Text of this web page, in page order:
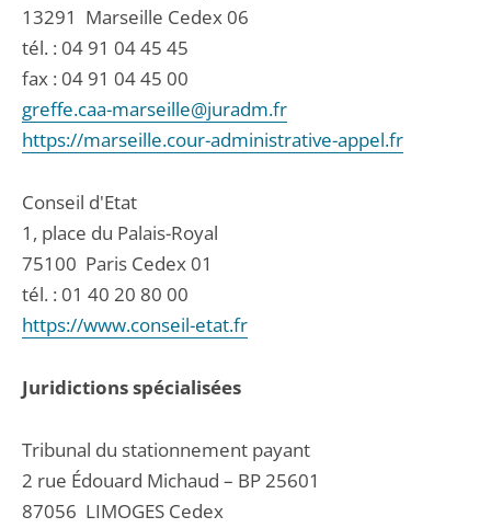
13291 Marseille Cedex 06
tél. : 04 91 04 45 45
fax : 04 91 04 45 00
greffe.caa-marseille@juradm.fr
https://marseille.cour-administrative-appel.fr
Conseil d'Etat
1, place du Palais-Royal
75100 Paris Cedex 01
tél. : 01 40 20 80 00
https://www.conseil-etat.fr
Juridictions spécialisées
Tribunal du stationnement payant
2 rue Édouard Michaud – BP 25601
87056 LIMOGES Cedex